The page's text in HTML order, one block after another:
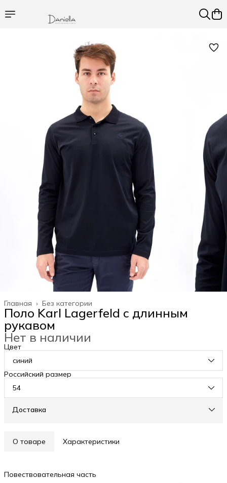
Без категории
Главная ›
Поло Karl Lagerfeld с длинным
рукавом
Нет в наличии
Цвет
синий
Российский размер
54
Доставка
О товаре Характеристики
Повествовательная часть